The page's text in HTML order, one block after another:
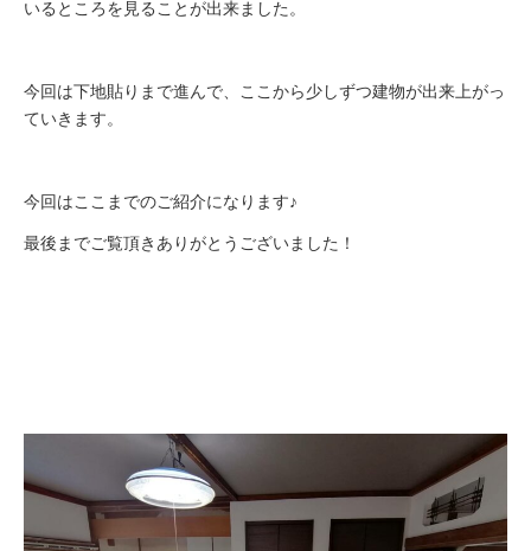
いるところを見ることが出来ました。
今回は下地貼りまで進んで、ここから少しずつ建物が出来上がっ
ていきます。
今回はここまでのご紹介になります♪
最後までご覧頂きありがとうございました！